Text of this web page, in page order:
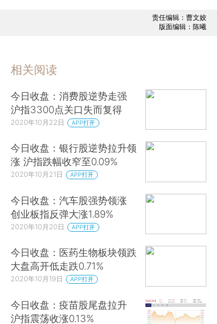
责任编辑：曹文姣
版面编辑：陈曦
相关阅读
今日收盘：消费股逆势走强
沪指3300点关口失而复得
2020年10月22日 APP打开
今日收盘：银行股逆势拉升领
涨 沪指跌幅收窄至0.09%
2020年10月21日 APP打开
今日收盘：汽车股强势领涨
创业板指反弹大涨1.89%
2020年10月20日 APP打开
今日收盘：医药生物板块领跌
大盘高开低走跌0.71%
2020年10月19日 APP打开
今日收盘：疫苗股尾盘拉升
沪指震荡收涨0.13%